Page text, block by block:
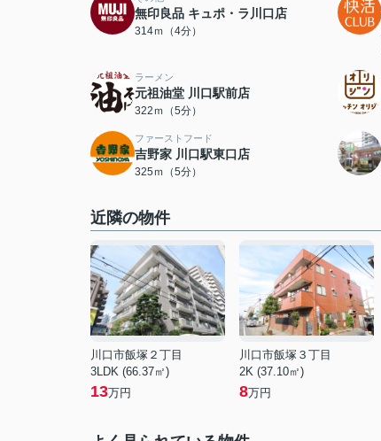
無印良品 キュポ・ラ川口店
314ｍ（4分）
ラーメン
元祖油堂 川口駅前店
322ｍ（5分）
ファーストフード
吉野家 川口駅東口店
325ｍ（5分）
近隣の物件
川口市飯塚２丁目
3LDK (66.37㎡)
13万円
川口市飯塚３丁目
2K (37.10㎡)
8万円